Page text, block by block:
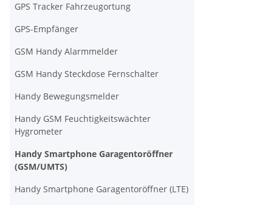
GPS Tracker Fahrzeugortung
GPS-Empfänger
GSM Handy Alarmmelder
GSM Handy Steckdose Fernschalter
Handy Bewegungsmelder
Handy GSM Feuchtigkeitswächter
Hygrometer
Handy Smartphone Garagentoröffner
(GSM/UMTS)
Handy Smartphone Garagentoröffner (LTE)